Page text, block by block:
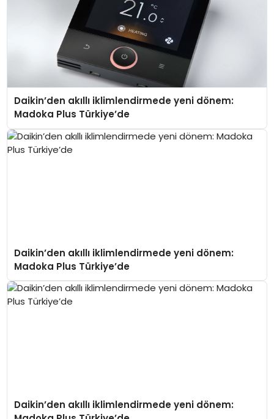
Daikin’den akıllı iklimlendirmede yeni dönem:
Madoka Plus Türkiye’de
Daikin’den akıllı iklimlendirmede yeni dönem:
Madoka Plus Türkiye’de
Daikin’den akıllı iklimlendirmede yeni dönem: